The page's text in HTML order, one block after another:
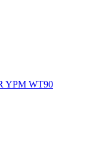
YPM WT90